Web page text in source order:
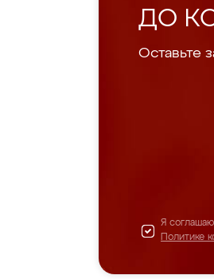
ДО
Оставьте
Я
Политике